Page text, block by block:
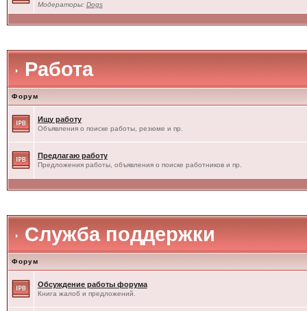
Модераторы: Dogs
Работа
Форум
Ищу работу
Объявления о поиске работы, резюме и пр.
Предлагаю работу
Предложения работы, объявления о поиске работников и пр.
Служба поддержки
Форум
Обсуждение работы форума
Книга жалоб и предложений.